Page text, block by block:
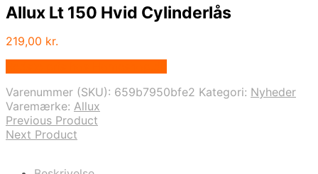
Allux Lt 150 Hvid Cylinderlås
219,00 kr.
Varenummer (SKU): 659b7950bfe2 Kategori: Nyheder
Varemærke: Allux
Previous Product
Next Product